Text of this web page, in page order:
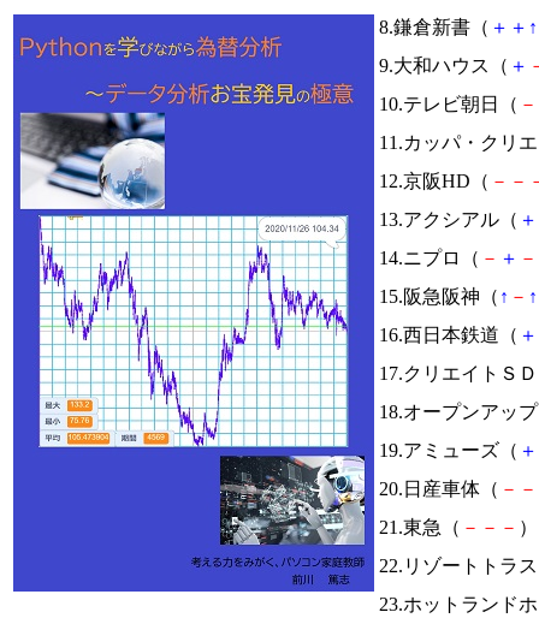
8.鎌倉新書（ ＋ ＋ ↑
9.大和ハウス（ ＋
10.テレビ朝日（ －
11.カッパ・クリ
12.京阪HD（ － －
13.アクシアル（ ＋
14.ニプロ（ － ＋ －
15.阪急阪神（ ↑ － ↑
16.西日本鉄道（ ＋
17.クリエイトＳ
18.オープンアッ
19.アミューズ（ ＋
20.日産車体（ － －
21.東急（ － － －
22.リゾートトラ
23.ホットランド